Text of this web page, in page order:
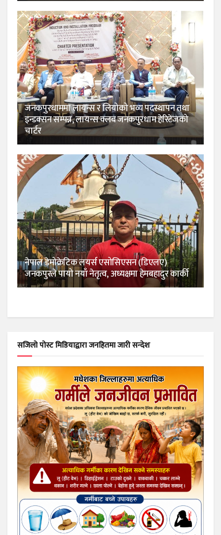
जनकपुरधाममा लायन्स र लियोको भव्य पदस्थापन तथा
इन्डक्सन सम्पन्न, लायन्स क्लब जनकपुरधाम हेरिटेजको
चार्टर
नेपाल डेमोक्रेटिक लयर्स एसोसिएसन (डिएलए)
जनकपुरले पायो नयाँ नेतृत्व, अध्यक्षमा हेमबहादुर कार्की
सजिलो पोस्ट मिडियाद्वारा जनहितमा जारी सन्देश